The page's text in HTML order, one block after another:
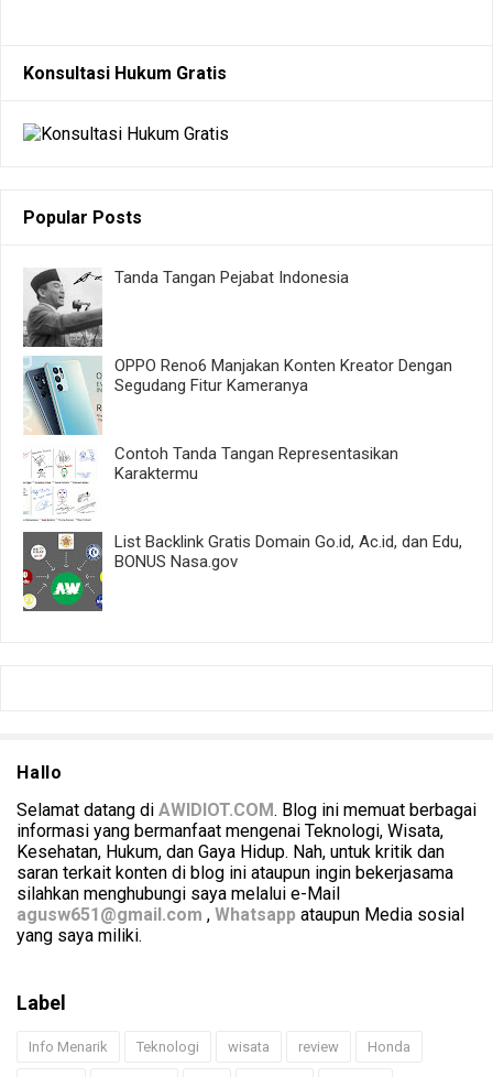
Konsultasi Hukum Gratis
Popular Posts
Tanda Tangan Pejabat Indonesia
OPPO Reno6 Manjakan Konten Kreator Dengan
Segudang Fitur Kameranya
Contoh Tanda Tangan Representasikan
Karaktermu
List Backlink Gratis Domain Go.id, Ac.id, dan Edu,
BONUS Nasa.gov
Hallo
Selamat datang di AWIDIOT.COM. Blog ini memuat berbagai
informasi yang bermanfaat mengenai Teknologi, Wisata,
Kesehatan, Hukum, dan Gaya Hidup. Nah, untuk kritik dan
saran terkait konten di blog ini ataupun ingin bekerjasama
silahkan menghubungi saya melalui e-Mail
agusw651@gmail.com , Whatsapp ataupun Media sosial
yang saya miliki.
Label
Info Menarik Teknologi wisata review Honda